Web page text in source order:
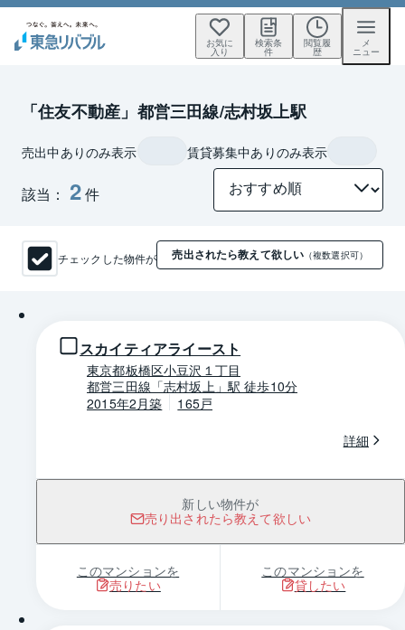
お気に
入り
検索条
件
閲覧履
歴
メ
ニュー
「住友不動産」都営三田線/志村坂上駅
該当： 2件
売出中ありのみ表示 賃貸募集中ありのみ表示
チェックした物件が 売出されたら教えて欲しい （複数選択可）
スカイティアライースト
東京都板橋区小豆沢１丁目
都営三田線「志村坂上」駅 徒歩10分
2015年2月築
165戸
詳細
新しい物件が
売り出されたら教えて欲しい
このマンションを
売りたい
このマンションを
貸したい